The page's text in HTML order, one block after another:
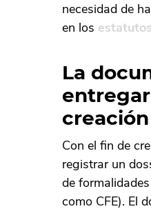
necesidad de
en los
La
creación
Con el fin de
registrar un
de
como CFE). El